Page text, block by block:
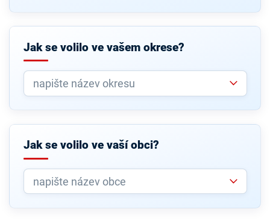
Jak se volilo ve vašem okrese?
Jak se volilo ve vaší obci?